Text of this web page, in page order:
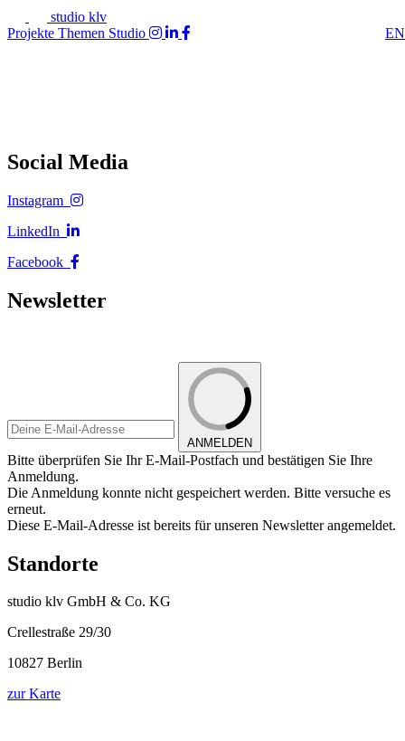
studio klv
Projekte Themen Studio EN
Social Media
Instagram
LinkedIn
Facebook
Newsletter
ANMELDEN
Bitte überprüfen Sie Ihr E-Mail-Postfach und bestätigen Sie Ihre
Anmeldung.
Die Anmeldung konnte nicht gespeichert werden. Bitte versuche es
erneut.
Diese E-Mail-Adresse ist bereits für unseren Newsletter angemeldet.
Standorte
studio klv GmbH & Co. KG
Crellestraße 29/30
10827 Berlin
zur Karte